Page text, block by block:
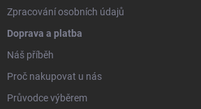
Zpracování osobních údajů
Doprava a platba
Náš příběh
Proč nakupovat u nás
Průvodce výběrem